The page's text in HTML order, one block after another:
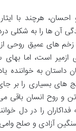
هرچند با
آن ها را به شکلی
زخم های عمیق روحی
ازمیر است، اما بهای
داستان به خواننده
های بسیاری را بر
و روح انسان باقی
فداکاران را در دل
سنگین آزادی و صلح